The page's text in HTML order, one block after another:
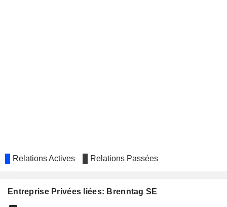
Relations Actives Relations Passées
Entreprise Privées liées: Brenntag SE